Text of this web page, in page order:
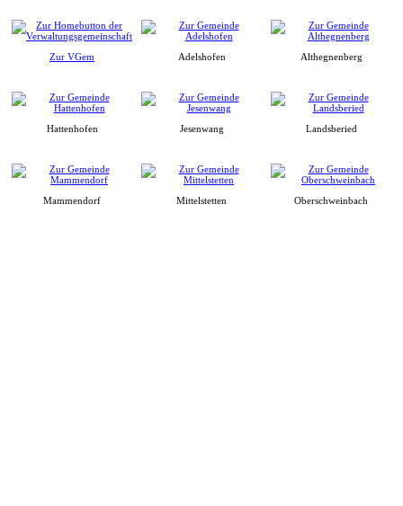
Zur VGem Adelshofen Althegnenberg
Hattenhofen Jesenwang Landsberied
Mammendorf Mittelstetten Oberschweinbach